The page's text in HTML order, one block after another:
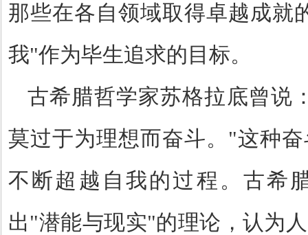
那些在各自领域取得卓越成就
我"作为毕生追求的目标。
古希腊哲学家苏格拉底曾说
莫过于为理想而奋斗。 "这种
不断超越自我的过程。古希
出"潜能与现实"的理论，认为